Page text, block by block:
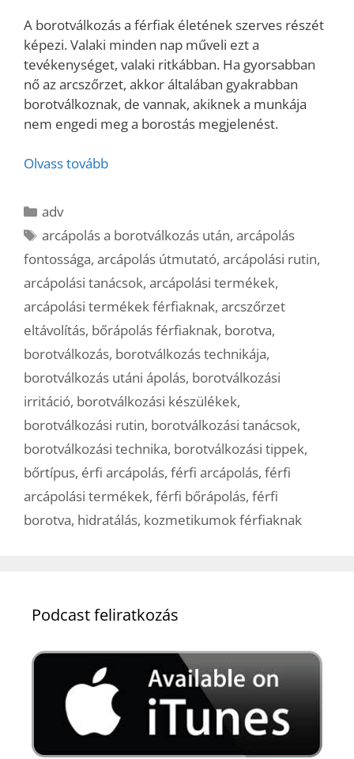
A borotválkozás a férfiak életének szerves részét
képezi. Valaki minden nap műveli ezt a
tevékenységet, valaki ritkábban. Ha gyorsabban
nő az arcszőrzet, akkor általában gyakrabban
borotválkoznak, de vannak, akiknek a munkája
nem engedi meg a borostás megjelenést.
Olvass tovább
Kategória
adv
Címkék
arcápolás a borotválkozás után,arcápolás
fontossága, arcápolás útmutató, arcápolási rutin,
arcápolási tanácsok, arcápolási termékek,
arcápolási termékek férfiaknak, arcszőrzet
eltávolítás, bőrápolás férfiaknak, borotva,
borotválkozás, borotválkozás technikája,
borotválkozás utáni ápolás, borotválkozási
irritáció, borotválkozási készülékek,
borotválkozási rutin, borotválkozási tanácsok,
borotválkozási technika, borotválkozási tippek,
bőrtípus, érfi arcápolás, férfi arcápolás, férfi
arcápolási termékek, férfi bőrápolás, férfi
borotva, hidratálás, kozmetikumok férfiaknak
Podcast feliratkozás